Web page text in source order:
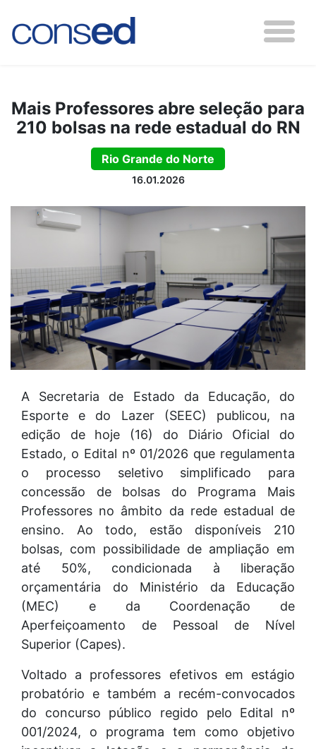
Mais Professores abre seleção para
210 bolsas na rede estadual do RN
Rio Grande do Norte
16.01.2026
A Secretaria de Estado da Educação, do
Esporte e do Lazer (SEEC) publicou, na
edição de hoje (16) do Diário Oficial do
Estado, o Edital nº 01/2026 que regulamenta
o processo seletivo simplificado para
concessão de bolsas do Programa Mais
Professores no âmbito da rede estadual de
ensino. Ao todo, estão disponíveis 210
bolsas, com possibilidade de ampliação em
até 50%, condicionada à liberação
orçamentária do Ministério da Educação
(MEC) e da Coordenação de
Aperfeiçoamento de Pessoal de Nível
Superior (Capes).
Voltado a professores efetivos em estágio
probatório e também a recém-convocados
do concurso público regido pelo Edital nº
001/2024, o programa tem como objetivo